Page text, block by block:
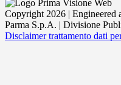
Copyright 2026 | Engineered
Parma S.p.A. | Divisione
Disclaimer trattamento dati